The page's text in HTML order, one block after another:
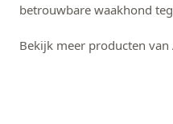
betrouwbare waakhond
Bekijk meer producten van